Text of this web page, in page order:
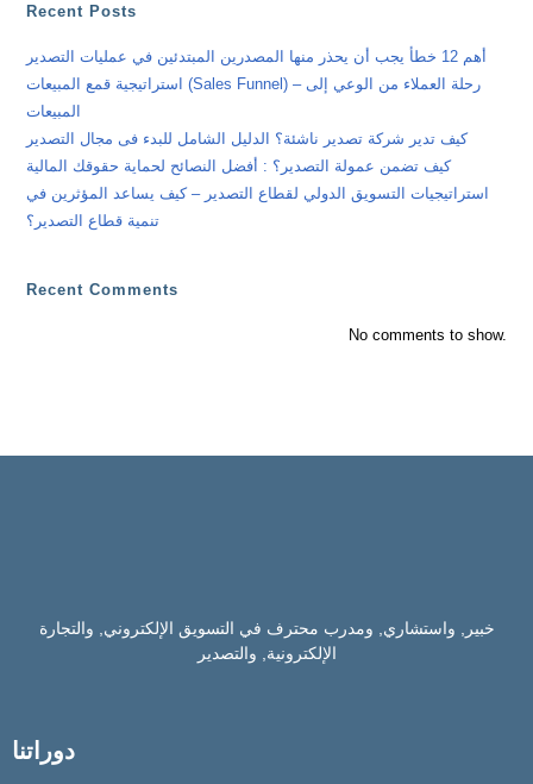
Recent Posts
أهم 12 خطأ يجب أن يحذر منها المصدرين المبتدئين في عمليات التصدير
استراتيجية قمع المبيعات (Sales Funnel) – رحلة العملاء من الوعي إلى
المبيعات
كيف تدير شركة تصدير ناشئة؟ الدليل الشامل للبدء فى مجال التصدير
كيف تضمن عمولة التصدير؟ : أفضل النصائح لحماية حقوقك المالية
استراتيجيات التسويق الدولي لقطاع التصدير – كيف يساعد المؤثرين في
تنمية قطاع التصدير؟
Recent Comments
No comments to show.
خبير, واستشاري, ومدرب محترف في التسويق الإلكتروني, والتجارة
الإلكترونية, والتصدير
دوراتنا